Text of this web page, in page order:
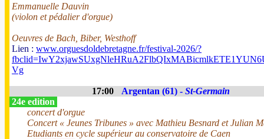
Emmanuelle Dauvin
(violon et pédalier d'orgue)
Oeuvres de Bach, Biber, Westhoff
Lien : www.orguesdoldebretagne.fr/festival-2026/?
Vg
17:00 Argentan (61) - St-Germain
24e edition
concert d'orgue
Concert « Jeunes Tribunes » avec Mathieu Besnard et Julian
Etudiants en cycle supérieur au conservatoire de Caen